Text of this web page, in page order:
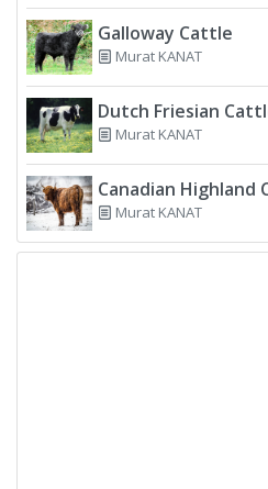
Galloway Cattle
Murat KANAT
Dutch Friesian
Murat KANAT
Canadian Highland
Murat KANAT